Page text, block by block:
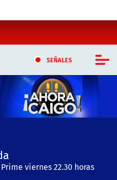
SEÑALES
viernes 22.30 horas